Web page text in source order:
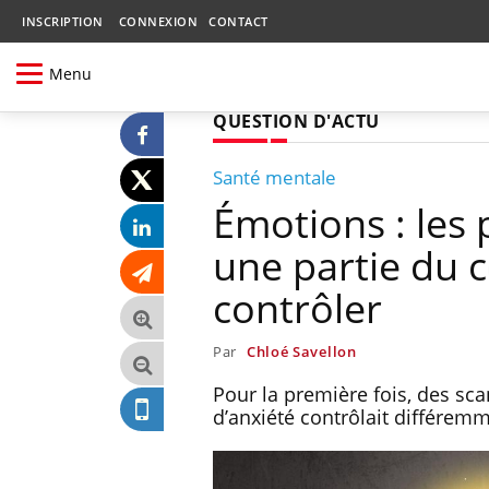
INSCRIPTION CONNEXION CONTACT
Menu
QUESTION D'ACTU
Santé mentale
Émotions : les
une partie du
contrôler
Par Chloé Savellon
Pour la première fois, des
d’anxiété contrôlait